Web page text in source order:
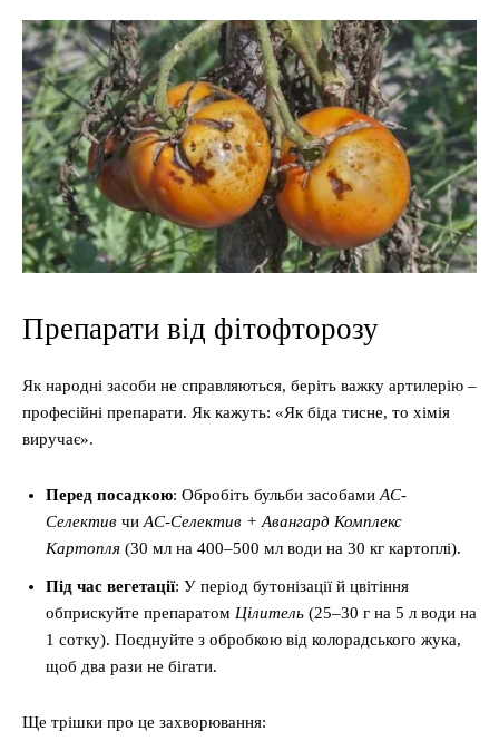
Препарати від фітофторозу
Як народні засоби не справляються, беріть важку артилерію –
професійні препарати. Як кажуть: «Як біда тисне, то хімія
виручає».
Перед посадкою: Обробіть бульби засобами АС-
Селектив чи АС-Селектив + Авангард Комплекс
Картопля (30 мл на 400–500 мл води на 30 кг картоплі).
Під час вегетації: У період бутонізації й цвітіння
обприскуйте препаратом Цілитель (25–30 г на 5 л води на
1 сотку). Поєднуйте з обробкою від колорадського жука,
щоб два рази не бігати.
Ще трішки про це захворювання: